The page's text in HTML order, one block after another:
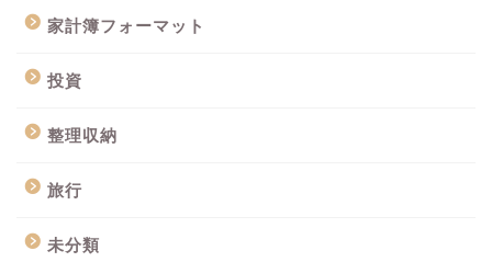
家計簿フォーマット
投資
整理収納
旅行
未分類